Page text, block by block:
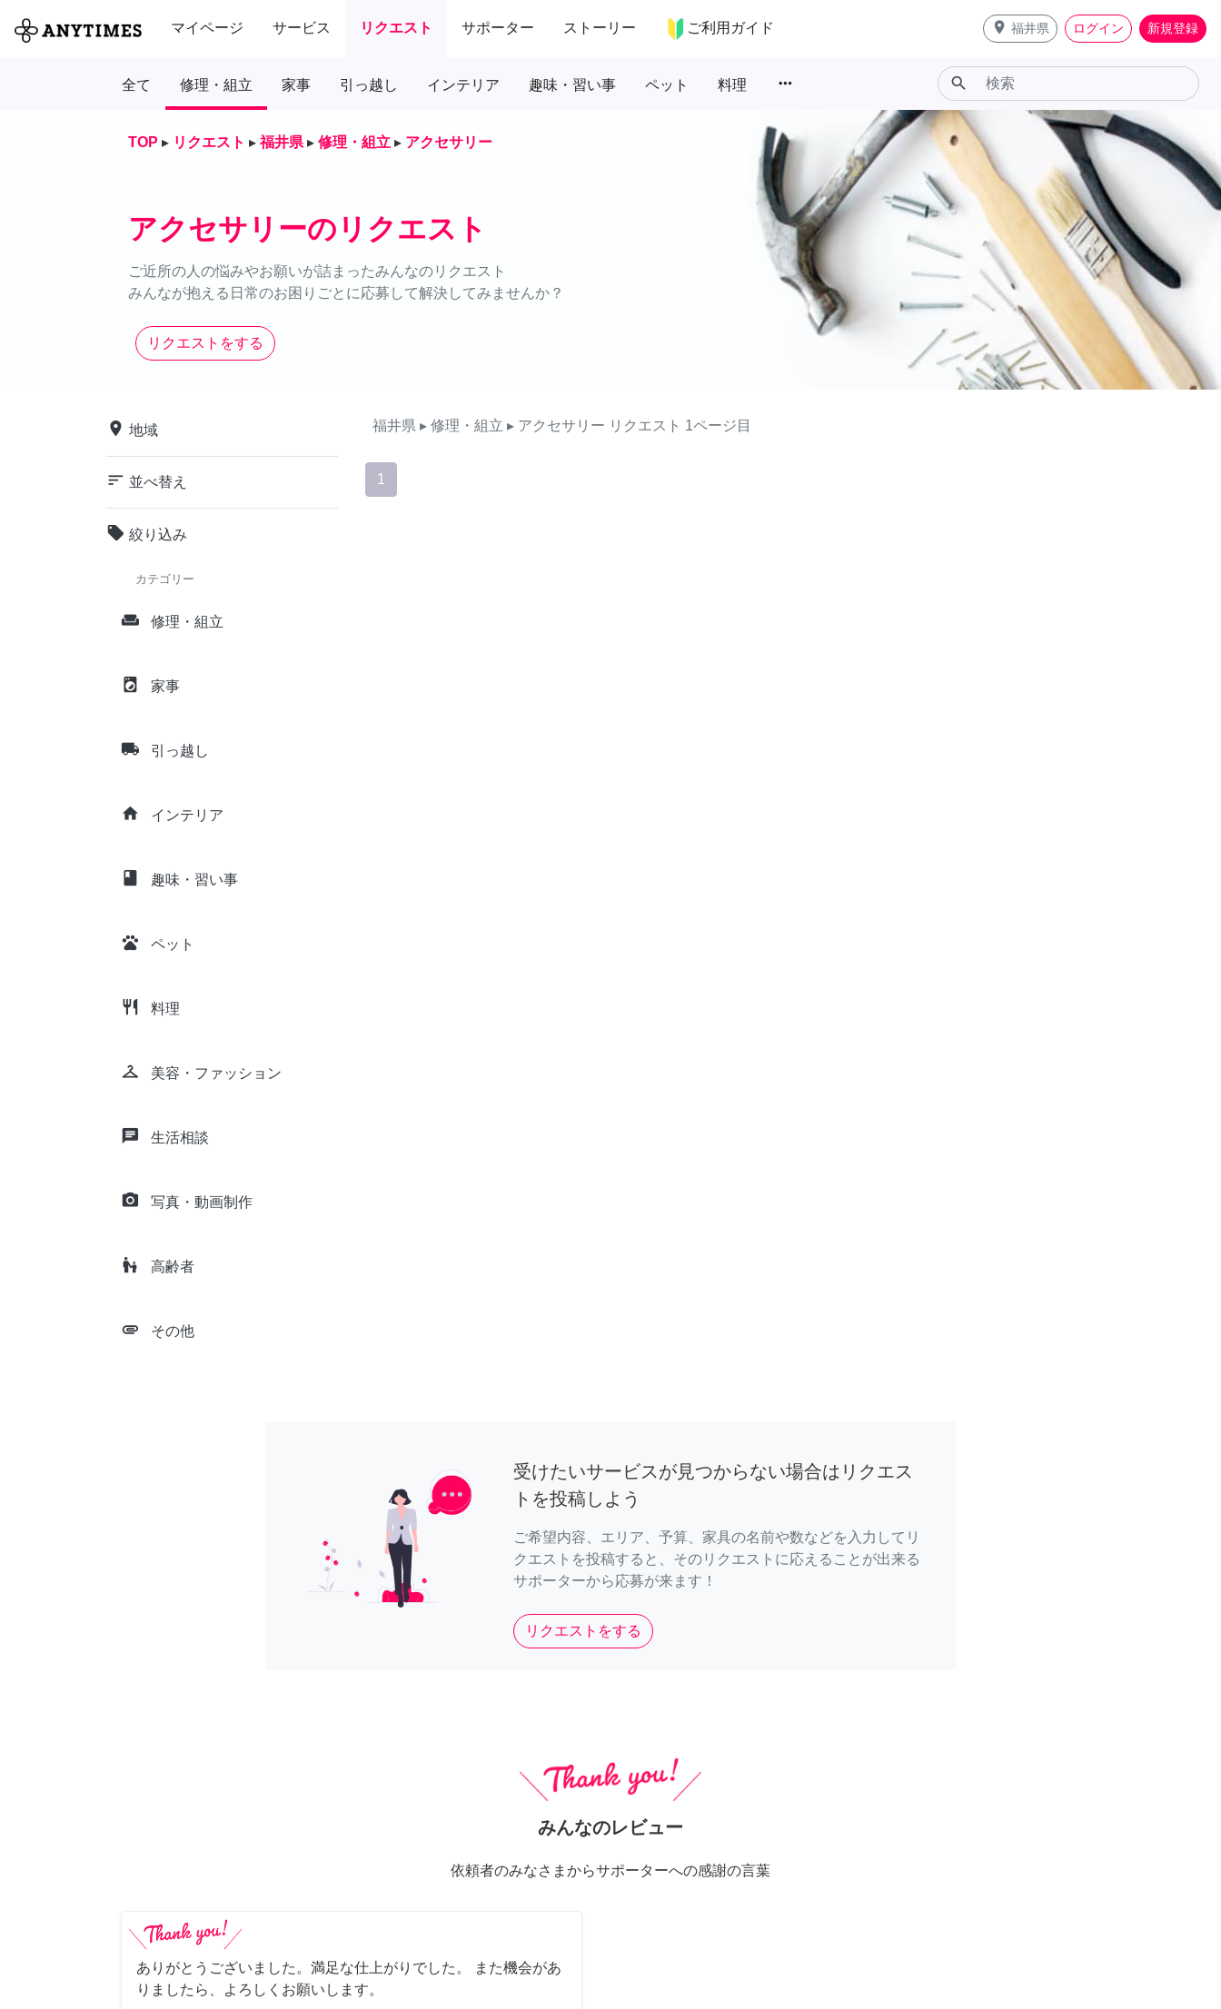
マイページ サービス リクエスト サポーター ストーリー ご利用ガイド place 福井県 ログイン 新規登録
全て 修理・組立 家事 引っ越し インテリア 趣味・習い事 ペット 料理 more_horiz search
TOP ▸ リクエスト ▸ 福井県 ▸ 修理・組立 ▸ アクセサリー
アクセサリーのリクエスト
ご近所の人の悩みやお願いが詰まったみんなのリクエスト
みんなが抱える日常のお困りごとに応募して解決してみませんか？
リクエストをする
place 地域
sort 並べ替え
local_offer 絞り込み
カテゴリー
weekend 修理・組立
local_laundry_service 家事
local_shipping 引っ越し
home インテリア
class 趣味・習い事
pets ペット
restaurant 料理
checkroom 美容・ファッション
chat 生活相談
camera_alt 写真・動画制作
escalator_warning 高齢者
attachment その他
福井県 ▸ 修理・組立 ▸ アクセサリー リクエスト 1ページ目
1
受けたいサービスが見つからない場合はリクエス
トを投稿しよう
ご希望内容、エリア、予算、家具の名前や数などを入力してリ
クエストを投稿すると、そのリクエストに応えることが出来る
サポーターから応募が来ます！
リクエストをする
みんなのレビュー
依頼者のみなさまからサポーターへの感謝の言葉
ありがとうございました。満足な仕上がりでした。 また機会があ
りましたら、よろしくお願いします。